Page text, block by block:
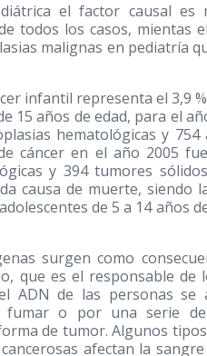
el factor causal
todos los casos, mientas
malignas en pediatría
infantil representa el 3,9
15 años de edad, para el
hematológicas y
cáncer en el año 2005
y 394 tumores sólidos
causa de muerte, siendo
de 5 a 14 años
surgen como
que es el responsable
ADN de las personas se
fumar o por una serie
de tumor. Algunos
afectan la